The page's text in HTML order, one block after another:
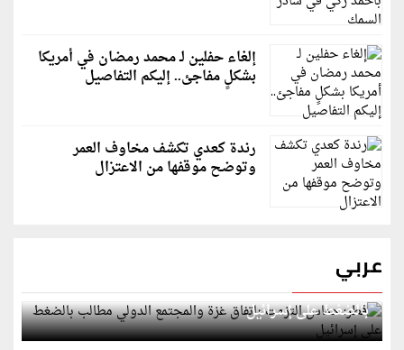
إلغاء حفلين لـ محمد رمضان في أمريكا
بشكلٍ مفاجئ.. إليكم التفاصيل
رندة كعدي تكشف مخاوف العمر
وتوضح موقفها من الاعتزال
عربي
قطر: حماس التزمت باتفاق غزة والمجتمع الدولي مطالب
بالضغط على إسرائيل